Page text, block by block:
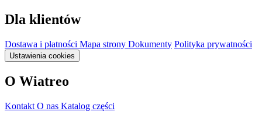
Dla klientów
Dostawa i płatności Mapa strony Dokumenty Polityka prywatności
Ustawienia cookies
O Wiatreo
Kontakt O nas Katalog części